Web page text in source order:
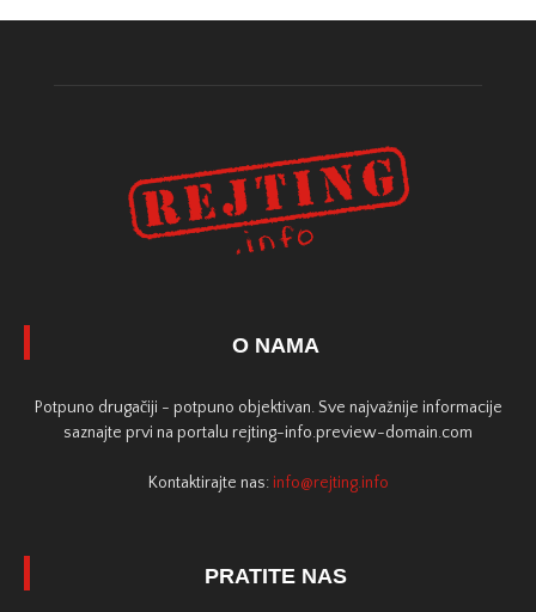
O NAMA
Potpuno drugačiji - potpuno objektivan. Sve najvažnije informacije
saznajte prvi na portalu rejting-info.preview-domain.com
Kontaktirajte nas: info@rejting.info
PRATITE NAS